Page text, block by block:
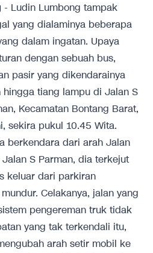
- Ludin Lumbong tampak
yang dialaminya beberapa
dalam ingatan. Upaya
dengan sebuah bus,
pasir yang dikendarainya
tiang lampu di Jalan S
Kecamatan Bontang Barat,
sekira pukul 10.45 Wita.
berkendara dari arah Jalan
S Parman, dia terkejut
keluar dari parkiran
Celakanya, jalan yang
pengereman truk tidak
yang tak terkendali itu,
arah setir mobil ke